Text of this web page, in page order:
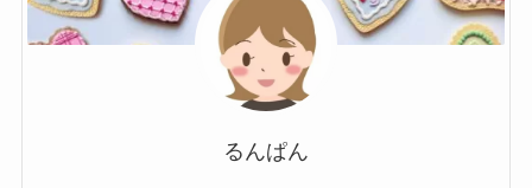
るんぱん